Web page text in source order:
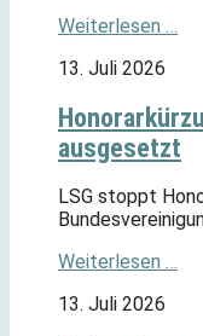
Weiterlesen …
13. Juli 2026
ausgesetzt
LSG stoppt
Weiterlesen …
13. Juli 2026